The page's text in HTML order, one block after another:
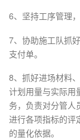
6、坚持工序管理
7、协助施工队抓
支付单。
8、抓好进场材料
计划用量与实际用
务，负责对分管人
进行各项指标的评
的量化依据。